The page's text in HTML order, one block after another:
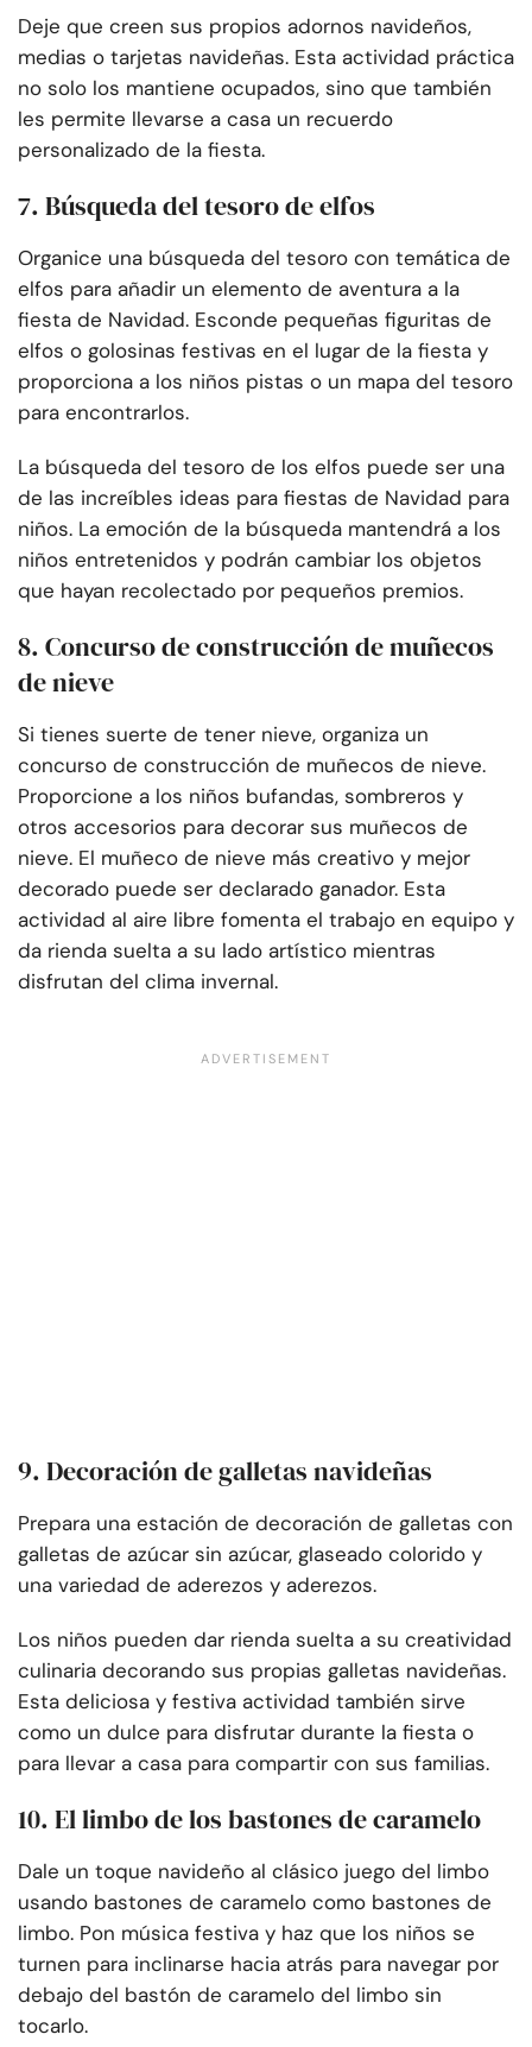
Deje que creen sus propios adornos navideños,
medias o tarjetas navideñas. Esta actividad práctica
no solo los mantiene ocupados, sino que también
les permite llevarse a casa un recuerdo
personalizado de la fiesta.
7. Búsqueda del tesoro de elfos
Organice una búsqueda del tesoro con temática de
elfos para añadir un elemento de aventura a la
fiesta de Navidad. Esconde pequeñas figuritas de
elfos o golosinas festivas en el lugar de la fiesta y
proporciona a los niños pistas o un mapa del tesoro
para encontrarlos.
La búsqueda del tesoro de los elfos puede ser una
de las increíbles ideas para fiestas de Navidad para
niños. La emoción de la búsqueda mantendrá a los
niños entretenidos y podrán cambiar los objetos
que hayan recolectado por pequeños premios.
8. Concurso de construcción de muñecos
de nieve
Si tienes suerte de tener nieve, organiza un
concurso de construcción de muñecos de nieve.
Proporcione a los niños bufandas, sombreros y
otros accesorios para decorar sus muñecos de
nieve. El muñeco de nieve más creativo y mejor
decorado puede ser declarado ganador. Esta
actividad al aire libre fomenta el trabajo en equipo y
da rienda suelta a su lado artístico mientras
disfrutan del clima invernal.
9. Decoración de galletas navideñas
Prepara una estación de decoración de galletas con
galletas de azúcar sin azúcar, glaseado colorido y
una variedad de aderezos y aderezos.
Los niños pueden dar rienda suelta a su creatividad
culinaria decorando sus propias galletas navideñas.
Esta deliciosa y festiva actividad también sirve
como un dulce para disfrutar durante la fiesta o
para llevar a casa para compartir con sus familias.
10. El limbo de los bastones de caramelo
Dale un toque navideño al clásico juego del limbo
usando bastones de caramelo como bastones de
limbo. Pon música festiva y haz que los niños se
turnen para inclinarse hacia atrás para navegar por
debajo del bastón de caramelo del limbo sin
tocarlo.